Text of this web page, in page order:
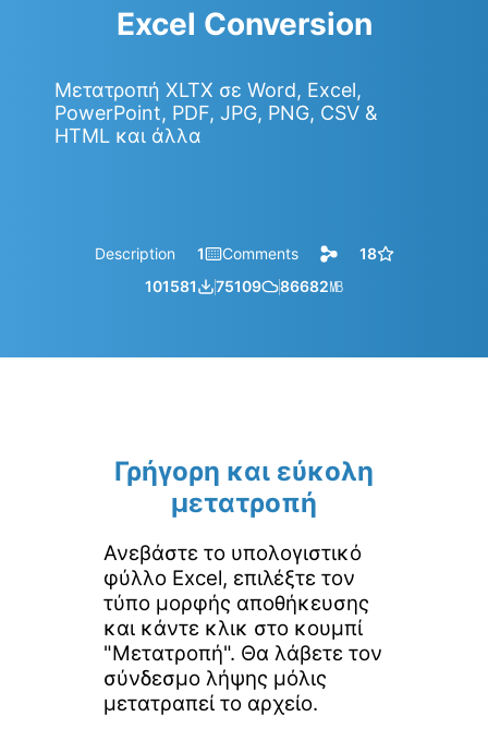
Excel Conversion
Μετατροπή XLTX σε Word, Excel,
PowerPoint, PDF, JPG, PNG, CSV &
HTML και άλλα
Description 1 Comments
18
101581
75109 86682㎆︎
Γρήγορη και εύκολη
μετατροπή
Ανεβάστε το υπολογιστικό
φύλλο Excel, επιλέξτε τον
τύπο μορφής αποθήκευσης
και κάντε κλικ στο κουμπί
"Μετατροπή". Θα λάβετε τον
σύνδεσμο λήψης μόλις
μετατραπεί το αρχείο.